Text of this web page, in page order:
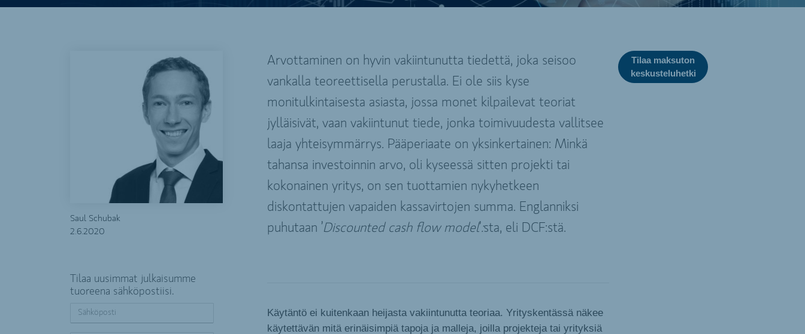
Saul Schubak
2.6.2020
Tilaa uusimmat julkaisumme
tuoreena sähköpostiisi.
Tilaa maksuton
keskusteluhetki
Arvottaminen on hyvin vakiintunutta tiedettä, joka seisoo
vankalla teoreettisella perustalla. Ei ole siis kyse
monitulkintaisesta asiasta, jossa monet kilpailevat teoriat
jylläisivät, vaan vakiintunut tiede, jonka toimivuudesta vallitsee
laaja yhteisymmärrys. Pääperiaate on yksinkertainen: Minkä
tahansa investoinnin arvo, oli kyseessä sitten projekti tai
kokonainen yritys, on sen tuottamien nykyhetkeen
diskontattujen vapaiden kassavirtojen summa. Englanniksi
puhutaan ’Discounted cash flow model’:sta, eli DCF:stä.
Käytäntö ei kuitenkaan heijasta vakiintunutta teoriaa. Yrityskentässä näkee
käytettävän mitä erinäisimpiä tapoja ja malleja, joilla projekteja tai yrityksiä